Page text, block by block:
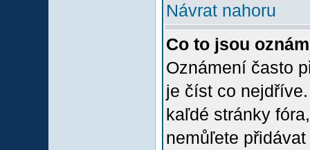
Návrat nahoru
Co to jsou
Oznámení často
je číst co
kaľdé stránky
nemůľete